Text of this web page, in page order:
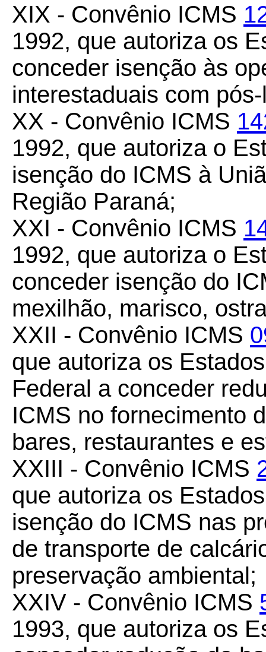
XIX - Convênio ICMS
1992, que autoriza os
conceder isenção às
interestaduais com
XX - Convênio ICMS
1992, que autoriza o
isenção do ICMS à
Região Paraná;
XXI - Convênio ICMS
1992, que autoriza o
conceder isenção do
mexilhão, marisco,
XXII - Convênio ICMS
que autoriza os
Federal a conceder
ICMS no fornecimento
bares, restaurantes e
XXIII - Convênio ICMS
que autoriza os
isenção do ICMS nas
de transporte de
preservação ambiental;
XXIV - Convênio ICMS
1993, que autoriza os